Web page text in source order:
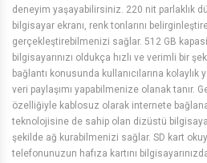
deneyim yaşayabilirsiniz. 220 nit parlaklık
bilgisayar ekranı, renk tonlarını
gerçekleştirebilmenizi sağlar. 512 GB
bilgisayarınızı oldukça hızlı ve verimli bir
bağlantı konusunda kullanıcılarına
veri paylaşımı yapabilmenize olanak tanır.
özelliğiyle kablosuz olarak internete
teknolojisine de sahip olan dizüstü
şekilde ağ kurabilmenizi sağlar. SD kart
telefonunuzun hafıza kartını